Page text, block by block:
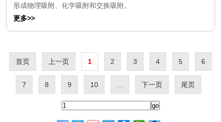
形成物理吸附、化学吸附和交换吸附。
更多>>
首页 上一页 1 2 3 4 5 6
7 8 9 10 ... 下一页 尾页